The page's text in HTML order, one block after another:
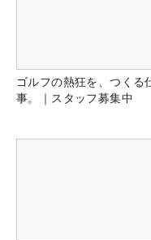
ゴルフの熱狂を、つくる
事。｜スタッフ募集中